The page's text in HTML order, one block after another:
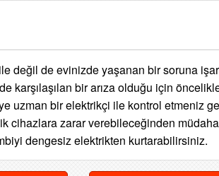
değil de evinizde yaşanan bir soruna
karşılaşılan bir arıza olduğu için
uzman bir elektrikçi ile kontrol etmeniz
cihazlara zarar verebileceğinden
dengesiz elektrikten kurtarabilirsiniz.